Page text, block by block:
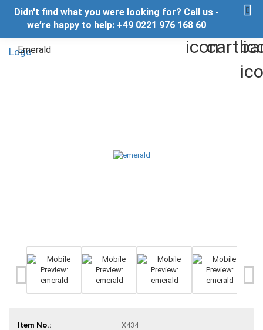
Didn't find what you were looking for? Call us -
we’re happy to help: +49 0221 976 168 60
Emerald
Item No.: X434